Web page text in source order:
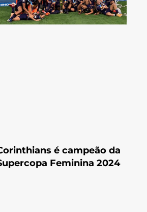
é campeão da
Feminina 2024